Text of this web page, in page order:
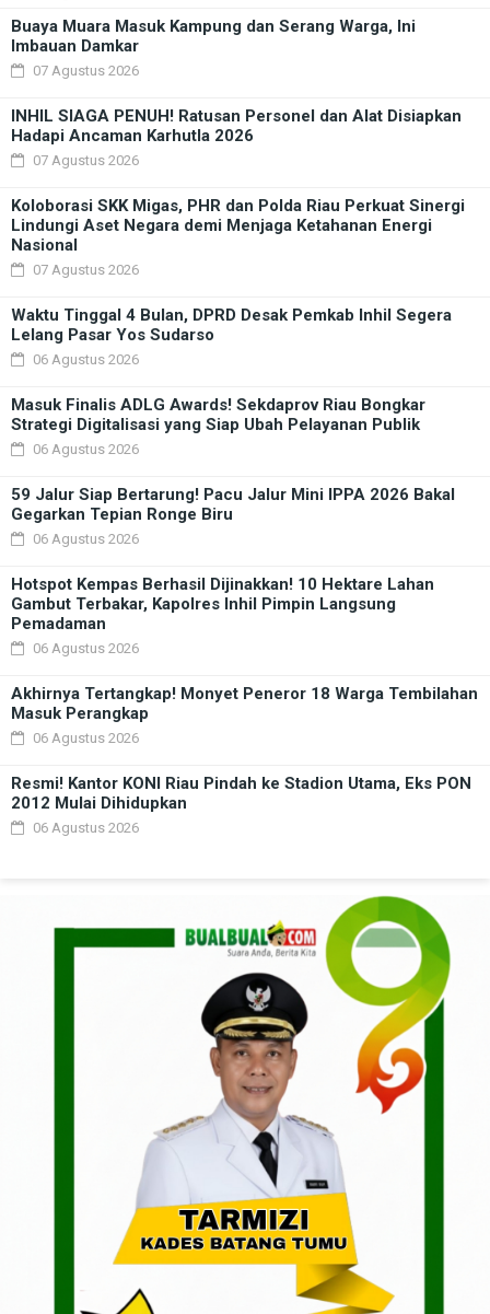
Buaya Muara Masuk Kampung dan Serang Warga, Ini
Imbauan Damkar
07 Agustus 2026
INHIL SIAGA PENUH! Ratusan Personel dan Alat Disiapkan
Hadapi Ancaman Karhutla 2026
07 Agustus 2026
Koloborasi SKK Migas, PHR dan Polda Riau Perkuat Sinergi
Lindungi Aset Negara demi Menjaga Ketahanan Energi
Nasional
07 Agustus 2026
Waktu Tinggal 4 Bulan, DPRD Desak Pemkab Inhil Segera
Lelang Pasar Yos Sudarso
06 Agustus 2026
Masuk Finalis ADLG Awards! Sekdaprov Riau Bongkar
Strategi Digitalisasi yang Siap Ubah Pelayanan Publik
06 Agustus 2026
59 Jalur Siap Bertarung! Pacu Jalur Mini IPPA 2026 Bakal
Gegarkan Tepian Ronge Biru
06 Agustus 2026
Hotspot Kempas Berhasil Dijinakkan! 10 Hektare Lahan
Gambut Terbakar, Kapolres Inhil Pimpin Langsung
Pemadaman
06 Agustus 2026
Akhirnya Tertangkap! Monyet Peneror 18 Warga Tembilahan
Masuk Perangkap
06 Agustus 2026
Resmi! Kantor KONI Riau Pindah ke Stadion Utama, Eks PON
2012 Mulai Dihidupkan
06 Agustus 2026